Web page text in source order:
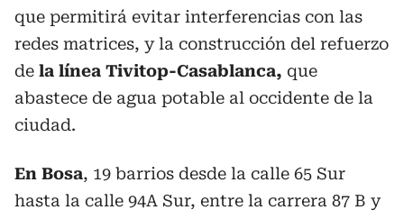
que permitirá evitar interferencias con las
redes matrices, y la construcción del refuerzo
de la línea Tivitop-Casablanca, que
abastece de agua potable al occidente de la
ciudad.
En Bosa, 19 barrios desde la calle 65 Sur
hasta la calle 94A Sur, entre la carrera 87 B y